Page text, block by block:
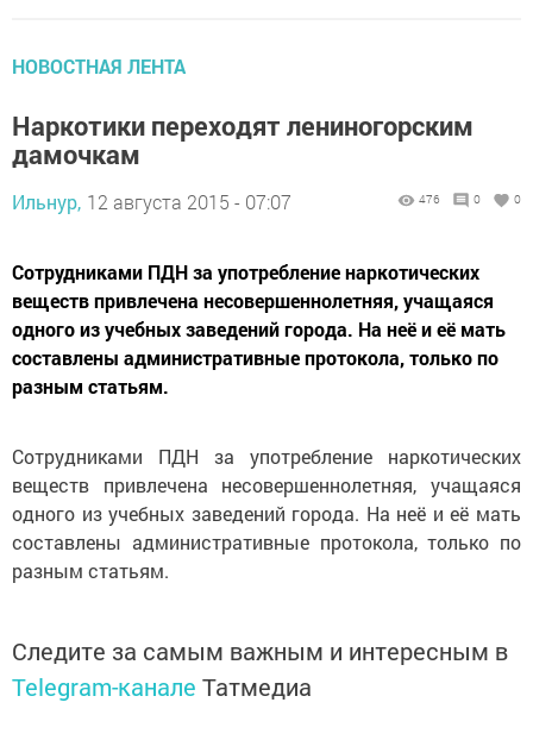
НОВОСТНАЯ ЛЕНТА
Наркотики переходят лениногорским
дамочкам
Ильнур, 12 августа 2015 - 07:07 476 0 0
Сотрудниками ПДН за употребление наркотических
веществ привлечена несовершеннолетняя, учащаяся
одного из учебных заведений города. На неё и её мать
составлены административные протокола, только по
разным статьям.
Сотрудниками ПДН за употребление наркотических
веществ привлечена несовершеннолетняя, учащаяся
одного из учебных заведений города. На неё и её мать
составлены административные протокола, только по
разным статьям.
Следите за самым важным и интересным в
Telegram-канале Татмедиа